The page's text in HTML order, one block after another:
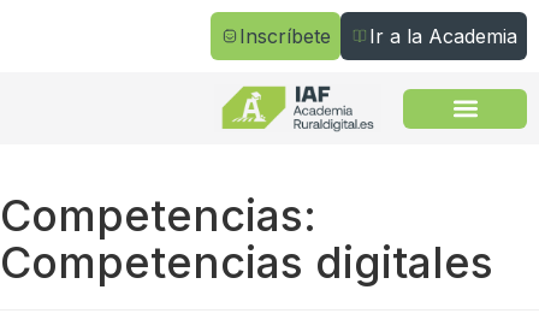
Inscríbete Ir a la Academia
Competencias:
Competencias digitales